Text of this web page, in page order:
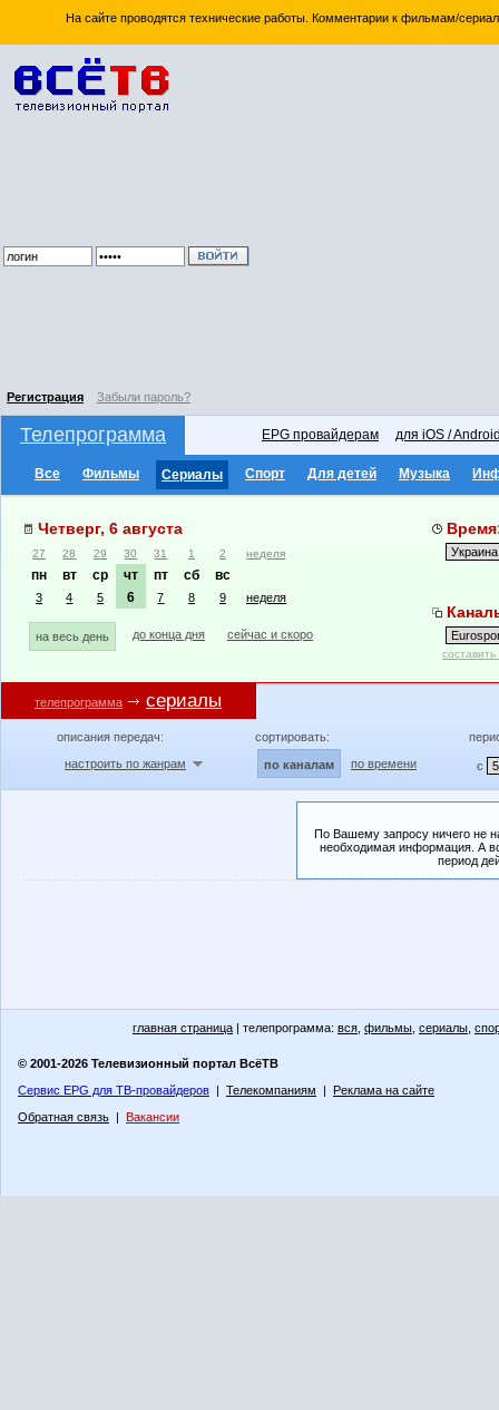
На сайте проводятся технические работы. Комментарии к фильмам/
Регистрация Забыли пароль?
Телепрограмма EPG провайдерам для iOS /
Все Фильмы Сериалы Спорт Для детей Музыка
Четверг, 6 августа
27 28 29 30 31 1 2 неделя
пн вт ср чт пт сб вс
3 4 5 6 7 8 9 неделя
на весь день до конца дня сейчас и скоро
телепрограмма сериалы
описания передач:
настроить по жанрам
сортировать:
по каналам по времени с
По Вашему запросу ничего не
необходимая информация. А
период
главная страница | телепрограмма: вся фильмы сериалы
© 2001-2026 Телевизионный портал ВсёТВ
Сервис EPG для ТВ-провайдеров | Телекомпаниям | Реклама на сайте
Обратная связь | Вакансии